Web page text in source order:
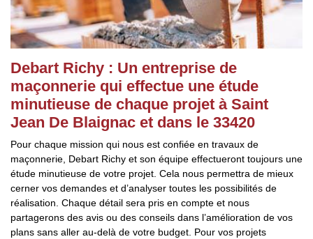
Debart Richy : Un entreprise de
maçonnerie qui effectue une étude
minutieuse de chaque projet à Saint
Jean De Blaignac et dans le 33420
Pour chaque mission qui nous est confiée en travaux de
maçonnerie, Debart Richy et son équipe effectueront toujours une
étude minutieuse de votre projet. Cela nous permettra de mieux
cerner vos demandes et d’analyser toutes les possibilités de
réalisation. Chaque détail sera pris en compte et nous
partagerons des avis ou des conseils dans l’amélioration de vos
plans sans aller au-delà de votre budget. Pour vos projets